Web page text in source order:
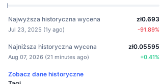
Najwyższa historyczna wycena
Jul 23, 2025 (1y ago)
zł0.693
-91.89%
Najniższa historyczna wycena
Aug 07, 2026 (21 minutes ago)
zł0.05595
+0.41%
Zobacz dane historyczne